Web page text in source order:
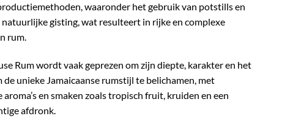
waaronder het gebruik van potstills en
gisting, wat resulteert in rijke en complexe
rum.
Rum wordt vaak geprezen om zijn diepte, karakter en het
de unieke Jamaicaanse rumstijl te belichamen, met
aroma’s en smaken zoals tropisch fruit, kruiden en een
afdronk.